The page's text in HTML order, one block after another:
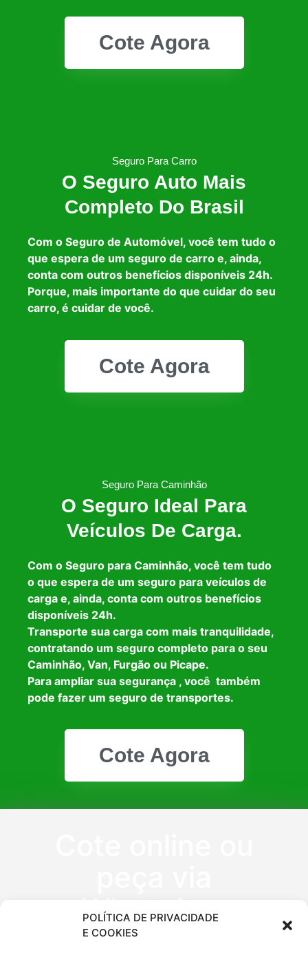
POLÍTICA DE PRIVACIDADE
E COOKIES
Cote Agora
Seguro Para Carro
O Seguro Auto Mais
Completo Do Brasil
Com o Seguro de Automóvel, você tem tudo o
que espera de um seguro de carro e, ainda,
conta com outros benefícios disponíveis 24h.
Porque, mais importante do que cuidar do seu
carro, é cuidar de você.
Cote Agora
Seguro Para Caminhão
O Seguro Ideal Para
Veículos De Carga.
Com o Seguro para Caminhão, você tem tudo
o que espera de um seguro para veículos de
carga e, ainda, conta com outros benefícios
disponíveis 24h.
Transporte sua carga com mais tranquilidade,
contratando um seguro completo para o seu
Caminhão, Van, Furgão ou Picape.
Para ampliar sua segurança , você também
pode fazer um seguro de transportes.
Cote Agora
WhatsApp